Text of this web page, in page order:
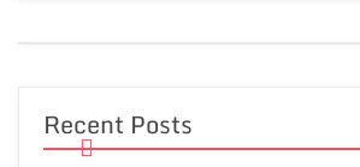
Recent Posts